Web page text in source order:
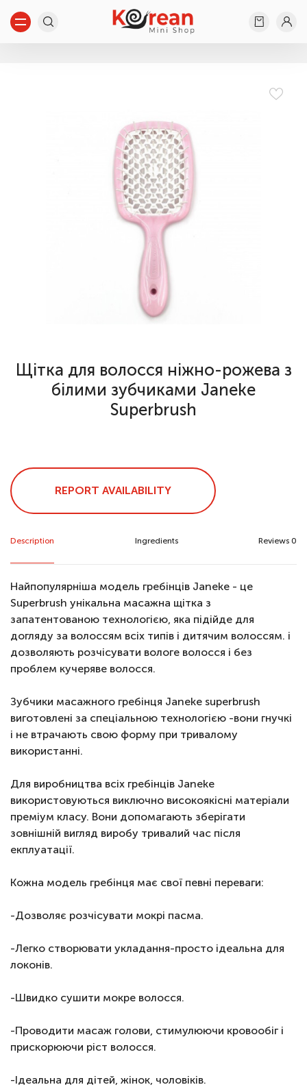
Щітка для волосся ніжно-рожева з
білими зубчиками Janeke
Superbrush
REPORT AVAILABILITY
Description Ingredients Reviews 0
Найпопулярніша модель гребінців Janeke - це
Superbrush унікальна масажна щітка з
запатентованою технологією, яка підійде для
догляду за волоссям всіх типів і дитячим волоссям. і
дозволяють розчісувати вологе волосся і без
проблем кучеряве волосся.
Зубчики масажного гребінця Janeke superbrush
виготовлені за спеціальною технологією -вони гнучкі
і не втрачають свою форму при тривалому
використанні.
Для виробництва всіх гребінців Janeke
використовуються виключно високоякісні матеріали
преміум класу. Вони допомагають зберігати
зовнішній вигляд виробу тривалий час після
екплуатації.
Кожна модель гребінця має свої певні переваги:
-Дозволяє розчісувати мокрі пасма.
-Легко створювати укладання-просто ідеальна для
локонів.
-Швидко сушити мокре волосся.
-Проводити масаж голови, стимулюючи кровообіг і
прискорюючи ріст волосся.
-Ідеальна для дітей, жінок, чоловіків.